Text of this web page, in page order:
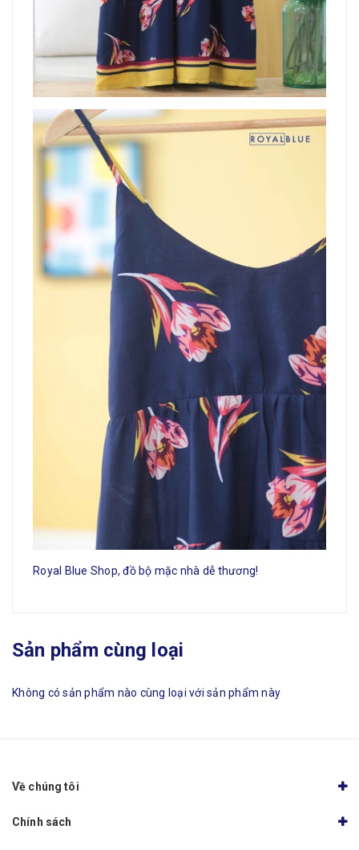
Royal Blue Shop, đồ bộ mặc nhà dễ thương!
Sản phẩm cùng loại
Không có sản phẩm nào cùng loại với sản phẩm này
Về chúng tôi
Chính sách